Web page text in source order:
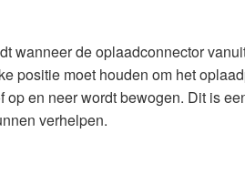
wanneer de oplaadconnector
positie moet houden om het
en neer wordt bewogen. Dit is
verhelpen.